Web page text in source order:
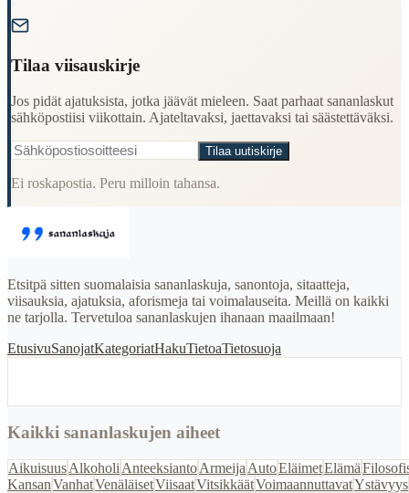
Tilaa viisauskirje
Jos pidät ajatuksista, jotka jäävät mieleen. Saat parhaat sananlaskut
sähköpostiisi viikottain. Ajateltavaksi, jaettavaksi tai säästettäväksi.
Tilaa uutiskirje
Ei roskapostia. Peru milloin tahansa.
Etsitpä sitten suomalaisia sananlaskuja, sanontoja, sitaatteja,
viisauksia, ajatuksia, aforismeja tai voimalauseita. Meillä on kaikki
ne tarjolla. Tervetuloa sananlaskujen ihanaan maailmaan!
EtusivuSanojatKategoriatHakuTietoaTietosuoja
Kaikki sananlaskujen aiheet
AikuisuusAlkoholi AnteeksiantoArmeija AutoEläimetElämä
KansanVanhatVenäläisetViisaatVitsikkäätVoimaannuttavatYstävyys